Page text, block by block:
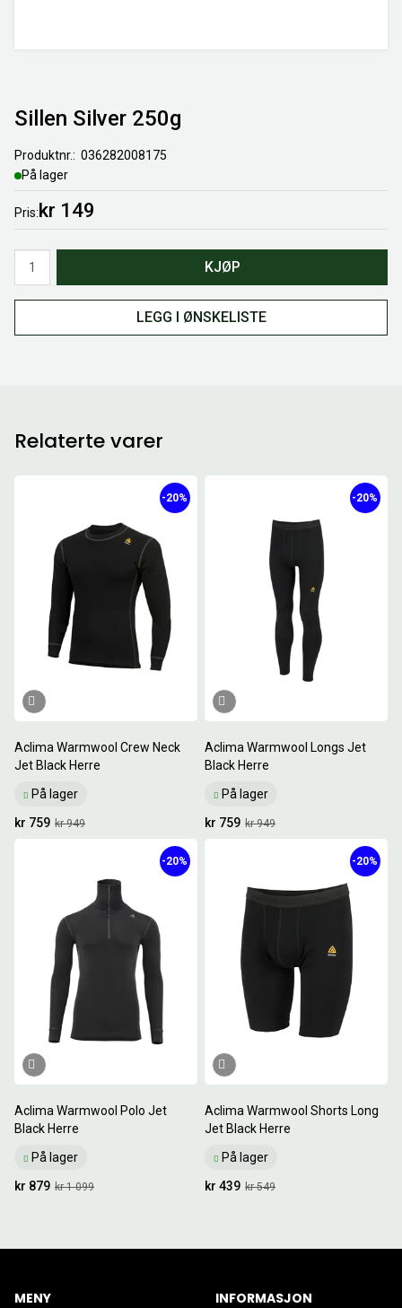
Sillen Silver 250g
Produktnr.
036282008175
På lager
Pris kr 149
KJØP
LEGG I ØNSKELISTE
Relaterte varer
Aclima Warmwool Crew Neck
Jet Black Herre
På lager
-20%
kr 949
kr 759
Aclima Warmwool Longs Jet
Black Herre
På lager
-20%
kr 949
kr 759
Aclima Warmwool Polo Jet
Black Herre
På lager
-20%
kr 1 099
kr 879
Aclima Warmwool Shorts Long
Jet Black Herre
På lager
-20%
kr 549
kr 439
MENY INFORMASJON